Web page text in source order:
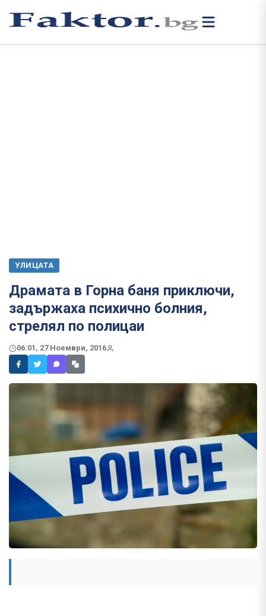
УЛИЦАТА
Драмата в Горна баня приключи,
задържаха психично болния,
стрелял по полицаи
06:01, 27 Ноември, 2016